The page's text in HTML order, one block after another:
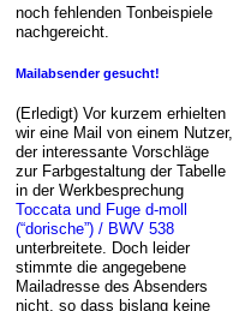
noch fehlenden Tonbeispiele
nachgereicht.
Mailabsender gesucht!
(Erledigt) Vor kurzem erhielten
wir eine Mail von einem Nutzer,
der interessante Vorschläge
zur Farbgestaltung der Tabelle
in der Werkbesprechung
Toccata und Fuge d-moll
(“dorische”) / BWV 538
unterbreitete. Doch leider
stimmte die angegebene
Mailadresse des Absenders
nicht, so dass bislang keine